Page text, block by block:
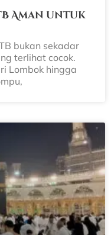
Aman untuk
bukan sekadar
terlihat cocok.
Lombok hingga